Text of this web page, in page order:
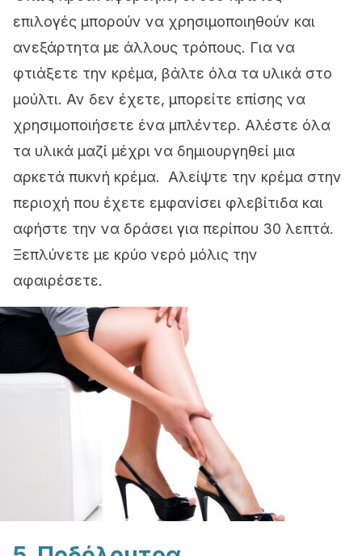
επιλογές μπορούν να χρησιμοποιηθούν και
ανεξάρτητα με άλλους τρόπους. Για να
φτιάξετε την κρέμα, βάλτε όλα τα υλικά στο
μούλτι. Αν δεν έχετε, μπορείτε επίσης να
χρησιμοποιήσετε ένα μπλέντερ. Αλέστε όλα
τα υλικά μαζί μέχρι να δημιουργηθεί μια
αρκετά πυκνή κρέμα. Αλείψτε την κρέμα στην
περιοχή που έχετε εμφανίσει φλεβίτιδα και
αφήστε την να δράσει για περίπου 30 λεπτά.
Ξεπλύνετε με κρύο νερό μόλις την
αφαιρέσετε.